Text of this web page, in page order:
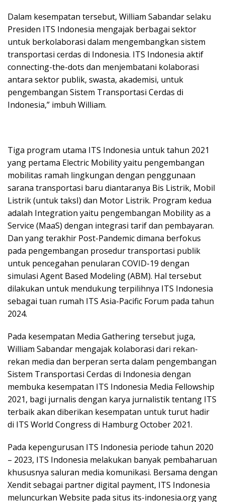
Dalam kesempatan tersebut, William Sabandar selaku
Presiden ITS Indonesia mengajak berbagai sektor
untuk berkolaborasi dalam mengembangkan sistem
transportasi cerdas di Indonesia. ITS Indonesia aktif
connecting-the-dots dan menjembatani kolaborasi
antara sektor publik, swasta, akademisi, untuk
pengembangan Sistem Transportasi Cerdas di
Indonesia,” imbuh William.
Tiga program utama ITS Indonesia untuk tahun 2021
yang pertama Electric Mobility yaitu pengembangan
mobilitas ramah lingkungan dengan penggunaan
sarana transportasi baru diantaranya Bis Listrik, Mobil
Listrik (untuk taksI) dan Motor Listrik. Program kedua
adalah Integration yaitu pengembangan Mobility as a
Service (MaaS) dengan integrasi tarif dan pembayaran.
Dan yang terakhir Post-Pandemic dimana berfokus
pada pengembangan prosedur transportasi publik
untuk pencegahan penularan COVID-19 dengan
simulasi Agent Based Modeling (ABM). Hal tersebut
dilakukan untuk mendukung terpilihnya ITS Indonesia
sebagai tuan rumah ITS Asia-Pacific Forum pada tahun
2024.
Pada kesempatan Media Gathering tersebut juga,
William Sabandar mengajak kolaborasi dari rekan-
rekan media dan berperan serta dalam pengembangan
Sistem Transportasi Cerdas di Indonesia dengan
membuka kesempatan ITS Indonesia Media Fellowship
2021, bagi jurnalis dengan karya jurnalistik tentang ITS
terbaik akan diberikan kesempatan untuk turut hadir
di ITS World Congress di Hamburg October 2021.
Pada kepengurusan ITS Indonesia periode tahun 2020
– 2023, ITS Indonesia melakukan banyak pembaharuan
khususnya saluran media komunikasi. Bersama dengan
Xendit sebagai partner digital payment, ITS Indonesia
meluncurkan Website pada situs its-indonesia.org yang